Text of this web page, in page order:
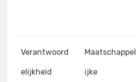
Verantwoord
elijkheid
Maatschappel
ijke